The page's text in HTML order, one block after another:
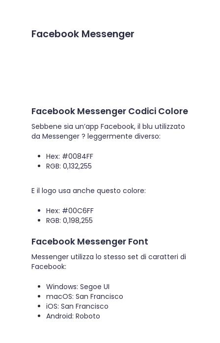
Facebook Messenger
Facebook Messenger Codici Colore
Sebbene sia un’app Facebook, il blu utilizzato
da Messenger ? leggermente diverso:
Hex: #0084FF
RGB: 0,132,255
E il logo usa anche questo colore:
Hex: #00C6FF
RGB: 0,198,255
Facebook Messenger Font
Messenger utilizza lo stesso set di caratteri di
Facebook:
Windows: Segoe UI
macOS: San Francisco
iOS: San Francisco
Android: Roboto